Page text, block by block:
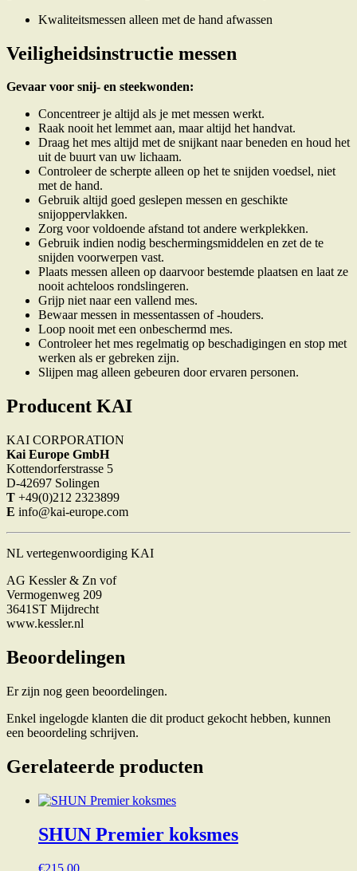
Kwaliteitsmessen alleen met de hand afwassen
Veiligheidsinstructie messen
Gevaar voor snij- en steekwonden:
Concentreer je altijd als je met messen werkt.
Raak nooit het lemmet aan, maar altijd het handvat.
Draag het mes altijd met de snijkant naar beneden en houd het
uit de buurt van uw lichaam.
Controleer de scherpte alleen op het te snijden voedsel, niet
met de hand.
Gebruik altijd goed geslepen messen en geschikte
snijoppervlakken.
Zorg voor voldoende afstand tot andere werkplekken.
Gebruik indien nodig beschermingsmiddelen en zet de te
snijden voorwerpen vast.
Plaats messen alleen op daarvoor bestemde plaatsen en laat ze
nooit achteloos rondslingeren.
Grijp niet naar een vallend mes.
Bewaar messen in messentassen of -houders.
Loop nooit met een onbeschermd mes.
Controleer het mes regelmatig op beschadigingen en stop met
werken als er gebreken zijn.
Slijpen mag alleen gebeuren door ervaren personen.
Producent KAI
KAI CORPORATION
Kai Europe GmbH
Kottendorferstrasse 5
D-42697 Solingen
T +49(0)212 2323899
E info@kai-europe.com
NL vertegenwoordiging KAI
AG Kessler & Zn vof
Vermogenweg 209
3641ST Mijdrecht
www.kessler.nl
Beoordelingen
Er zijn nog geen beoordelingen.
Enkel ingelogde klanten die dit product gekocht hebben, kunnen
een beoordeling schrijven.
Gerelateerde producten
SHUN Premier koksmes
€215.00